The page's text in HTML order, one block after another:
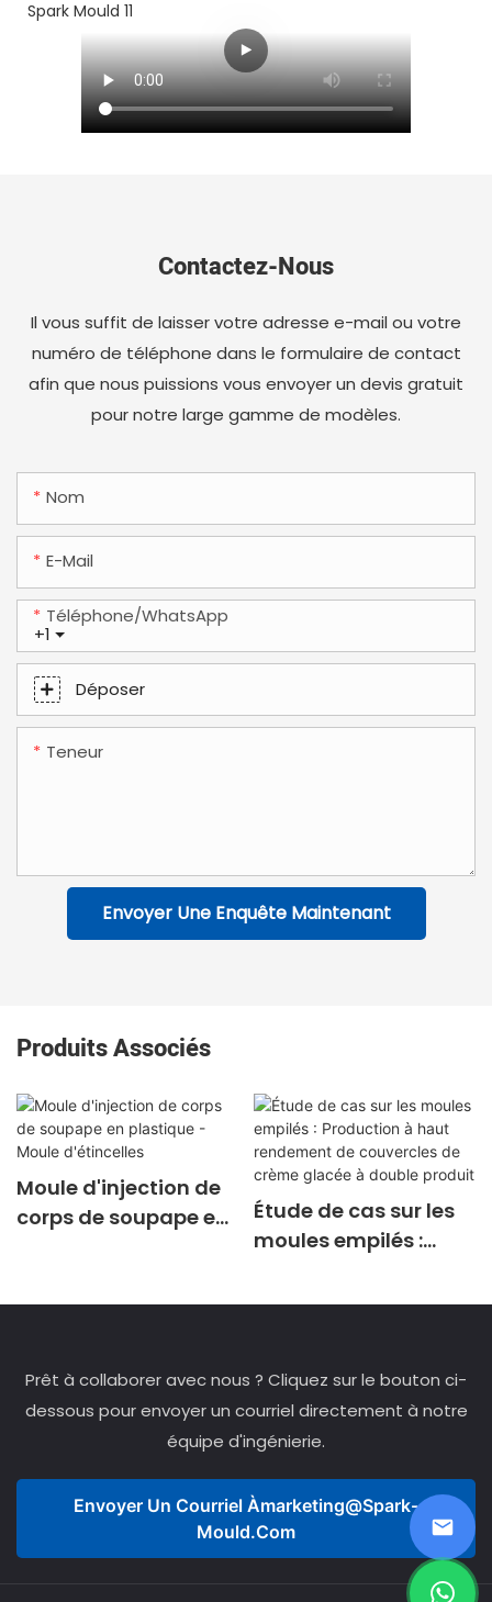
Contactez-Nous
Il vous suffit de laisser votre adresse e-mail ou votre
numéro de téléphone dans le formulaire de contact
afin que nous puissions vous envoyer un devis gratuit
pour notre large gamme de modèles.
Nom
E-Mail
+1
Téléphone/WhatsApp
Déposer
Teneur
Envoyer Une Enquête Maintenant
Produits Associés
Moule d'injection de
corps de soupape en
Étude de cas sur les
moules empilés :
rendement de
produit
Prêt à collaborer avec nous ? Cliquez sur le bouton ci-
dessous pour envoyer un courriel directement à notre
équipe d'ingénierie.
Envoyer Un Courriel ÀMarketing@spark-
Mould.com